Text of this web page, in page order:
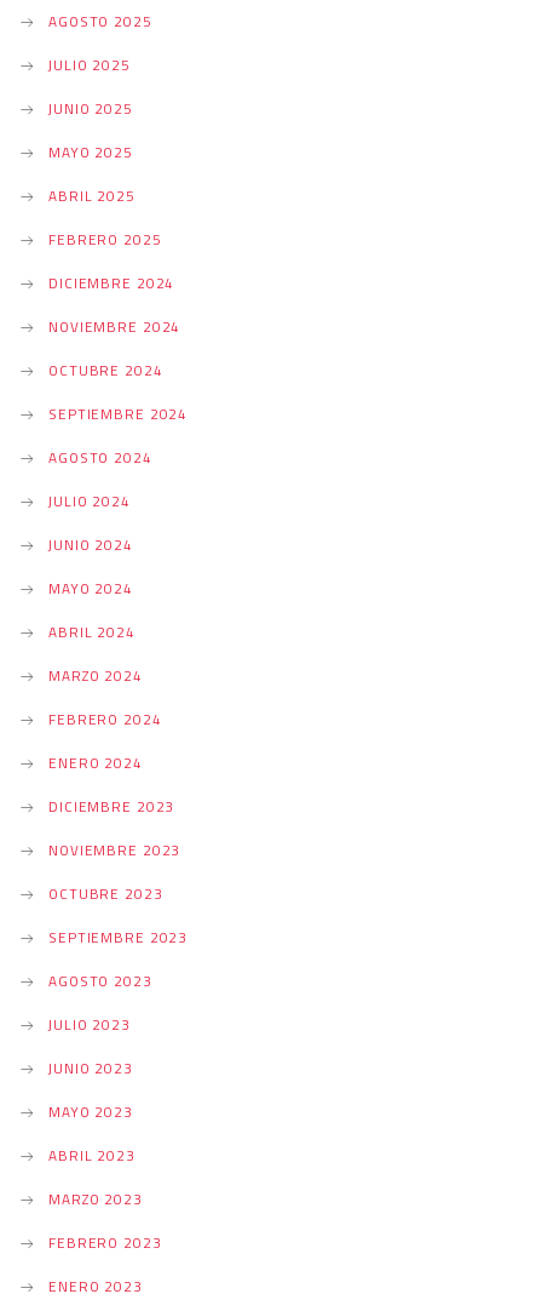
O
N
AGOSTO 2025
JULIO 2025
JUNIO 2025
MAYO 2025
ABRIL 2025
FEBRERO 2025
DICIEMBRE 2024
NOVIEMBRE 2024
OCTUBRE 2024
SEPTIEMBRE 2024
AGOSTO 2024
JULIO 2024
JUNIO 2024
MAYO 2024
ABRIL 2024
MARZO 2024
FEBRERO 2024
ENERO 2024
DICIEMBRE 2023
NOVIEMBRE 2023
OCTUBRE 2023
SEPTIEMBRE 2023
AGOSTO 2023
JULIO 2023
JUNIO 2023
MAYO 2023
ABRIL 2023
MARZO 2023
FEBRERO 2023
ENERO 2023